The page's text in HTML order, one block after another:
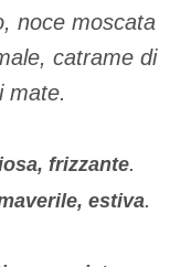
noce moscata
catrame di
mate.
frizzante.
estiva.